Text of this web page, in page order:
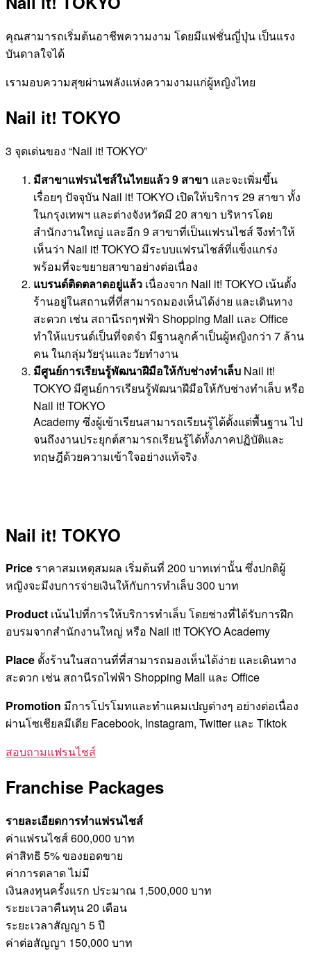
คุณสามารถเริ่มต้นอาชีพความงาม โดยมีแฟชั่นญี่ปุ่น เป็นแรง
บันดาลใจได้
เรามอบความสุขผ่านพลังแห่งความงามแก่ผู้หญิงไทย
Nail it! TOKYO
3 จุดเด่นของ “Nail it! TOKYO”
มีสาขาแฟรนไชส์ในไทยแล้ว 9 สาขา และจะเพิ่มขึ้น
เรื่อยๆ ปัจจุบัน Nail it! TOKYO เปิดให้บริการ 29 สาขา ทั้ง
ในกรุงเทพฯ และต่างจังหวัดมี 20 สาขา บริหารโดย
สำนักงานใหญ่ และอีก 9 สาขาที่เป็นแฟรนไชส์ จึงทำให้
เห็นว่า Nail it! TOKYO มีระบบแฟรนไชส์ที่แข็งแกร่ง
พร้อมที่จะขยายสาขาอย่างต่อเนื่อง
แบรนด์ติดตลาดอยู่แล้ว เนื่องจาก Nail it! TOKYO เน้นตั้ง
ร้านอยู่ในสถานที่ที่สามารถมองเห็นได้ง่าย และเดินทาง
สะดวก เช่น สถานีรถๆฟฟ้า Shopping Mall และ Office
ทำให้แบรนด์เป็นที่จดจำ มีฐานลูกค้าเป็นผู้หญิงกว่า 7 ล้าน
คน ในกลุ่มวัยรุ่นและวัยทำงาน
มีศูนย์การเรียนรู้พัฒนาฝีมือให้กับช่างทำเล็บ Nail it!
TOKYO มีศูนย์การเรียนรู้พัฒนาฝีมือให้กับช่างทำเล็บ หรือ
Nail it! TOKYO
Academy ซึ่งผู้เข้าเรียนสามารถเรียนรู้ได้ตั้งแต่พื้นฐาน ไป
จนถึงงานประยุกต์สามารถเรียนรู้ได้ทั้งภาคปฏิบัติและ
ทฤษฎีด้วยความเข้าใจอย่างแท้จริง
Nail it! TOKYO
Price ราคาสมเหตุสมผล เริ่มต้นที่ 200 บาทเท่านั้น ซึ่งปกติผู้
หญิงจะมีงบการจ่ายเงินให้กับการทำเล็บ 300 บาท
Product เน้นไปที่การให้บริการทำเล็บ โดยช่างที่ได้รับการฝึก
อบรมจากสำนักงานใหญ่ หรือ Nail it! TOKYO Academy
Place ตั้งร้านในสถานที่ที่สามารถมองเห็นได้ง่าย และเดินทาง
สะดวก เช่น สถานีรถไฟฟ้า Shopping Mall และ Office
Promotion มีการโปรโมทและทำแคมเปญต่างๆ อย่างต่อเนื่อง
ผ่านโซเชียลมีเดีย Facebook, Instagram, Twitter และ Tiktok
สอบถามแฟรนไชส์
Franchise Packages
รายละเอียดการทำแฟรนไชส์
ค่าแฟรนไชส์600,000 บาท
ค่าสิทธิ 5% ของยอดขาย
ค่าการตลาดไม่มี
เงินลงทุนครั้งแรก ประมาณ 1,500,000 บาท
ระยะเวลาคืนทุน20 เดือน
ระยะเวลาสัญญา 5 ปี
ค่าต่อสัญญา 150,000 บาท